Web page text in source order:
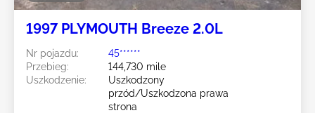
1997 PLYMOUTH Breeze 2.0L
Nr pojazdu:
45******
Przebieg:
144,730 mile
Uszkodzenie:
Uszkodzony
przód/Uszkodzona prawa
strona